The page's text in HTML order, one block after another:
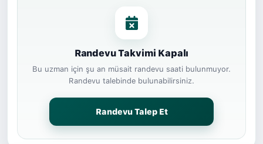
Randevu Takvimi Kapalı
Bu uzman için şu an müsait randevu saati bulunmuyor.
Randevu talebinde bulunabilirsiniz.
Randevu Talep Et